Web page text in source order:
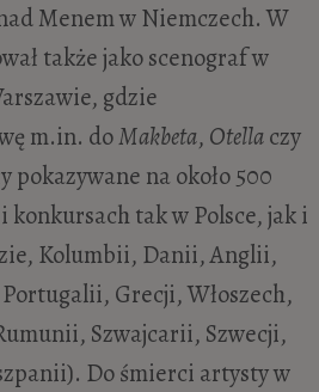
Menem w Niemczech. W
także jako scenograf w
gdzie
m.in. doMakbeta, Otellaczy
pokazywane na około 500
konkursach tak w Polsce, jak i
Kolumbii, Danii, Anglii,
Grecji, Włoszech,
Szwajcarii, Szwecji,
Do śmierci artysty w